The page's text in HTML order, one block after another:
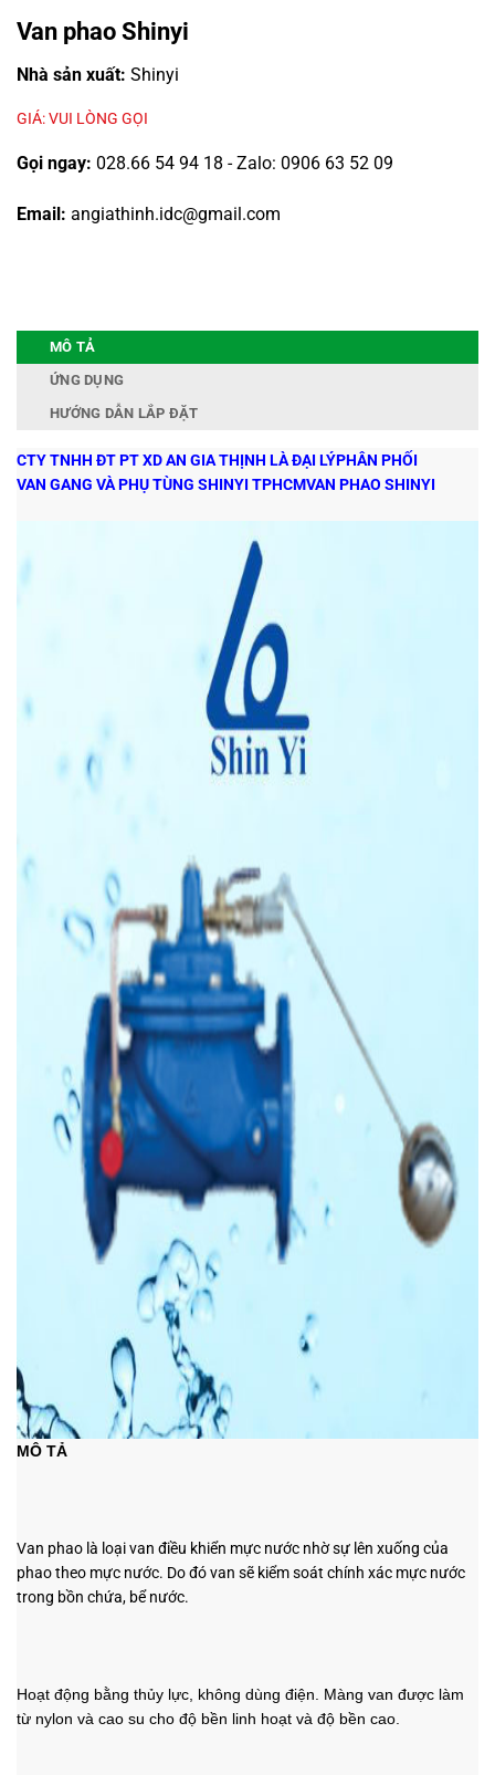
Van phao Shinyi
Nhà sản xuất: Shinyi
GIÁ: VUI LÒNG GỌI
Gọi ngay: 028.66 54 94 18 - Zalo: 0906 63 52 09
Email: angiathinh.idc@gmail.com
MÔ TẢ
ỨNG DỤNG
HƯỚNG DẪN LẮP ĐẶT
CTY TNHH ĐT PT XD AN GIA THỊNH LÀ ĐẠI LÝPHÂN PHỐI
VAN GANG VÀ PHỤ TÙNG SHINYI TPHCMVAN PHAO SHINYI
MÔ TẢ
Van phao là loại van điều khiển mực nước nhờ sự lên xuống của
phao theo mực nước. Do đó van sẽ kiểm soát chính xác mực nước
trong bồn chứa, bể nước.
Hoạt động bằng thủy lực, không dùng điện. Màng van được làm
từ nylon và cao su cho độ bền linh hoạt và độ bền cao.